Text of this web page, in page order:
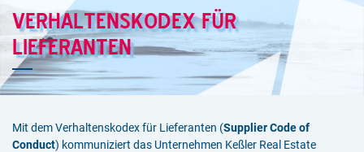
VERHALTENSKODEX FÜR
LIEFERANTEN
Mit dem Verhaltenskodex für Lieferanten (Supplier Code of
Conduct) kommuniziert das Unternehmen Keßler Real Estate